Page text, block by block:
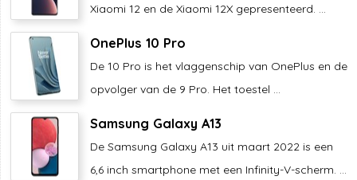
Xiaomi 12 en de Xiaomi 12X gepresenteerd. ...
OnePlus 10 Pro
De 10 Pro is het vlaggenschip van OnePlus en de
opvolger van de 9 Pro. Het toestel ...
Samsung Galaxy A13
De Samsung Galaxy A13 uit maart 2022 is een
6,6 inch smartphone met een Infinity-V-scherm. ...